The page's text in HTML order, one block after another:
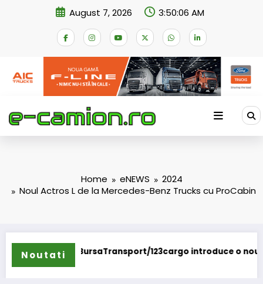
August 7, 2026 3:50:08 AM
Home eNEWS
2024
Noul Actros L de la Mercedes-Benz Trucks cu ProCabin
Noutati
introduce o nouă funcționalitateDaimler Truck recheamă